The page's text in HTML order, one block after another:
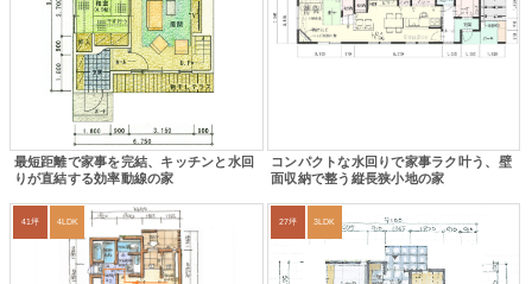
最短距離で家事を完結、キッチンと水回
りが直結する効率動線の家
コンパクトな水回りで家事ラク叶う、壁
面収納で整う縦長狭小地の家
41坪 4LDK 27坪 3LDK